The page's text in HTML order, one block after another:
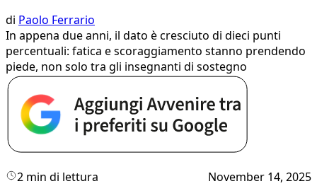
di Paolo Ferrario
In appena due anni, il dato è cresciuto di dieci punti
percentuali: fatica e scoraggiamento stanno prendendo
piede, non solo tra gli insegnanti di sostegno
2 min di lettura November 14, 2025